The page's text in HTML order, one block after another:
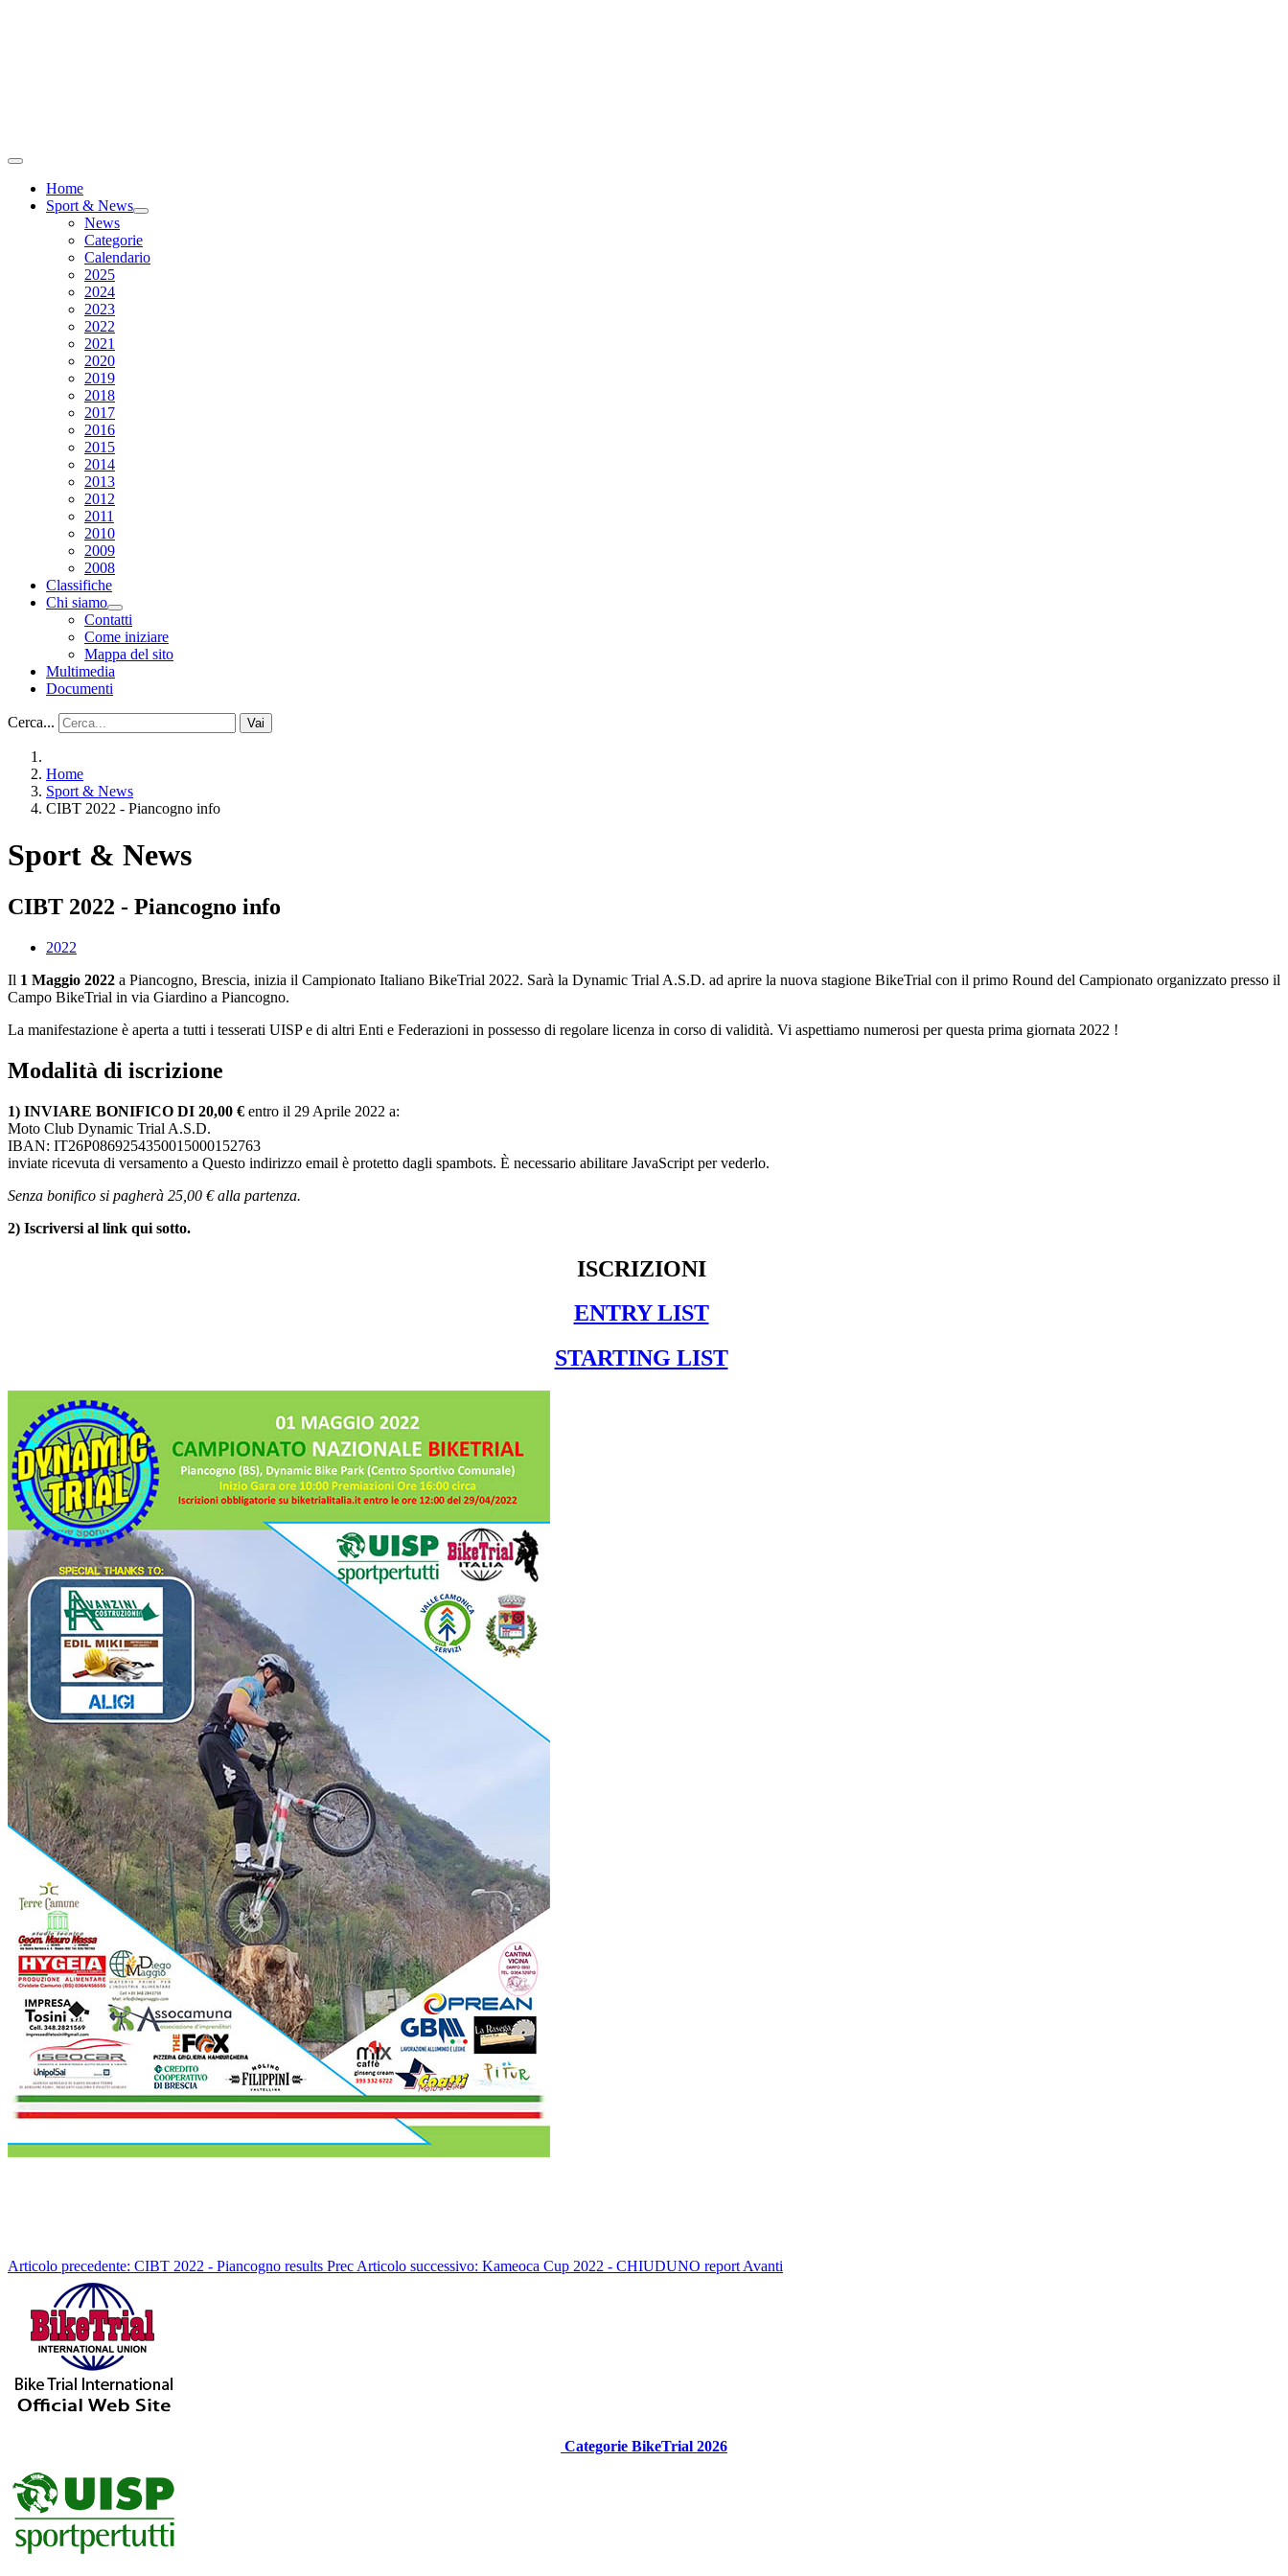
Home
Sport & News
News
Categorie
Calendario
2025
2024
2023
2022
2021
2020
2019
2018
2017
2016
2015
2014
2013
2012
2011
2010
2009
2008
Classifiche
Chi siamo
Contatti
Come iniziare
Mappa del sito
Multimedia
Documenti
Cerca... Vai
Home
Sport & News
CIBT 2022 - Piancogno info
Sport & News
CIBT 2022 - Piancogno info
2022
Il 1 Maggio 2022 a Piancogno, Brescia, inizia il Campionato Italiano BikeTrial 2022. Sarà la Dynamic Trial A.S.D. ad aprire la nuova stagione BikeTrial con il primo Round del Campionato organizzato presso il
Campo BikeTrial in via Giardino a Piancogno.
La manifestazione è aperta a tutti i tesserati UISP e di altri Enti e Federazioni in possesso di regolare licenza in corso di validità. Vi aspettiamo numerosi per questa prima giornata 2022 !
Modalità di iscrizione
1) INVIARE BONIFICO DI 20,00 € entro il 29 Aprile 2022 a:
Moto Club Dynamic Trial A.S.D.
IBAN: IT26P0869254350015000152763
inviate ricevuta di versamento a Questo indirizzo email è protetto dagli spambots. È necessario abilitare JavaScript per vederlo.
Senza bonifico si pagherà 25,00 € alla partenza.
2) Iscriversi al link qui sotto.
ISCRIZIONI
ENTRY LIST
STARTING LIST
Articolo precedente: CIBT 2022 - Piancogno results Prec Articolo successivo: Kameoca Cup 2022 - CHIUDUNO report Avanti
Categorie BikeTrial 2026